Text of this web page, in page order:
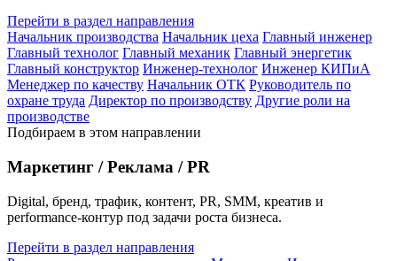
Перейти в раздел направления
Начальник производства Начальник цеха Главный инженер
Главный технолог Главный механик Главный энергетик
Главный конструктор Инженер-технолог Инженер КИПиА
Менеджер по качеству Начальник ОТК Руководитель по
охране труда Директор по производству Другие роли на
производстве
Подбираем в этом направлении
Маркетинг / Реклама / PR
Digital, бренд, трафик, контент, PR, SMM, креатив и
performance-контур под задачи роста бизнеса.
Перейти в раздел направления